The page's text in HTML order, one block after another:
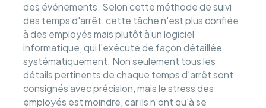
des événements. Selon cette méthode de suivi
des temps d'arrêt, cette tâche n'est plus confiée
à des employés mais plutôt à un logiciel
informatique, qui l'exécute de façon détaillée
systématiquement. Non seulement tous les
détails pertinents de chaque temps d'arrêt sont
consignés avec précision, mais le stress des
employés est moindre, car ils n'ont qu'à se